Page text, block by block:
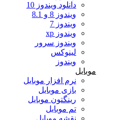
دانلود ویندوز 10
ویندوز 8 و 8.1
ویندوز 7
ویندوز xp
ویندوز سرور
لینوکس
ویندوز
موبایل
نرم افزار موبایل
بازی موبایل
رینگتون موبایل
تم موبایل
نقشه موبایل